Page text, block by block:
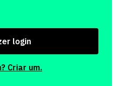
login
Criar um.